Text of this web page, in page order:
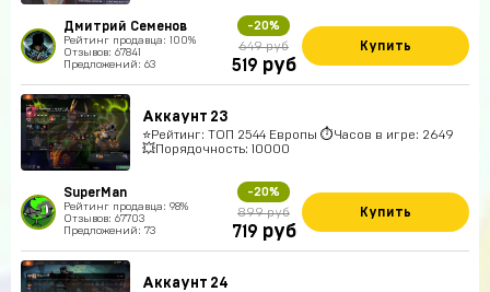
Дмитрий Семенов
Рейтинг продавца: 100%
Отзывов: 67841
Предложений: 63
-20%
649 руб
519 руб
Купить
Аккаунт 23
⭐️Рейтинг: ТОП 2544 Европы ⏱Часов в игре: 2649
💥Порядочность: 10000
SuperMan
Рейтинг продавца: 98%
Отзывов: 67703
Предложений: 73
-20%
899 руб
719 руб
Купить
Аккаунт 24